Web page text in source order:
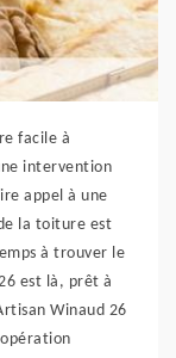
facile à
intervention
appel à une
la toiture est
à trouver le
est là, prêt à
Winaud 26